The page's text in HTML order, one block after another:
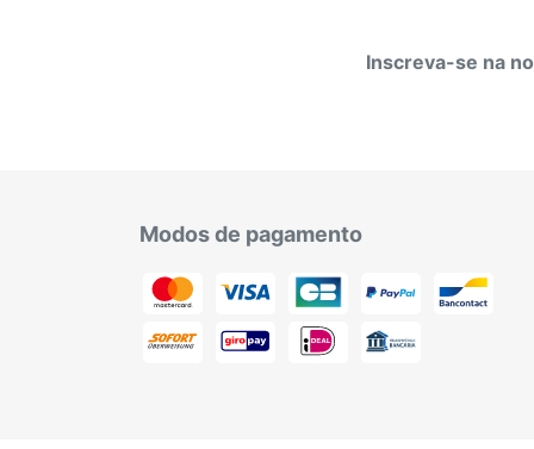
Inscreva-se na
Modos de pagamento